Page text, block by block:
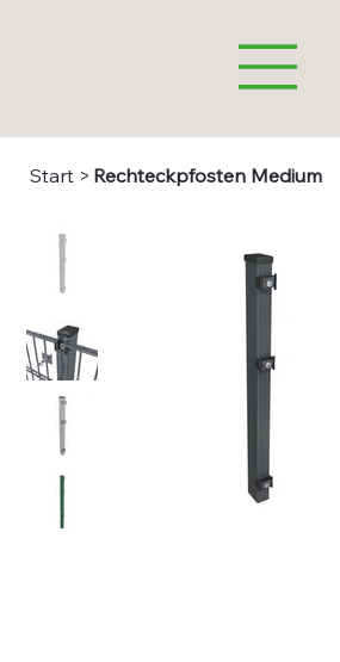
Start > Rechteckpfosten Medium